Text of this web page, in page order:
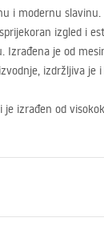
i modernu slavinu.
izgled i
Izrađena je od
izdržljiva je
je izrađen od